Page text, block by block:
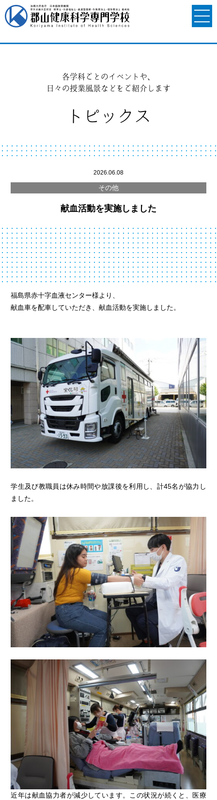
各学科ごとのイベントや、
日々の授業風景などをご紹介します
トピックス
2026.06.08
その他
献血活動を実施しました
福島県赤十字血液センター様より、
献血車を配車していただき、献血活動を実施しました。
学生及び教職員は休み時間や放課後を利用し、計45名が協力し
ました。
近年は献血協力者が減少しています。この状況が続くと、医療